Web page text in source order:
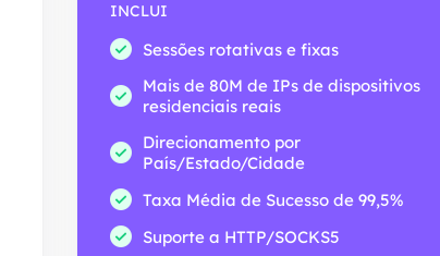
INCLUI
Sessões rotativas e fixas
Mais de 80M de IPs de dispositivos
residenciais reais
Direcionamento por
País/Estado/Cidade
Taxa Média de Sucesso de 99,5%
Suporte a HTTP/SOCKS5